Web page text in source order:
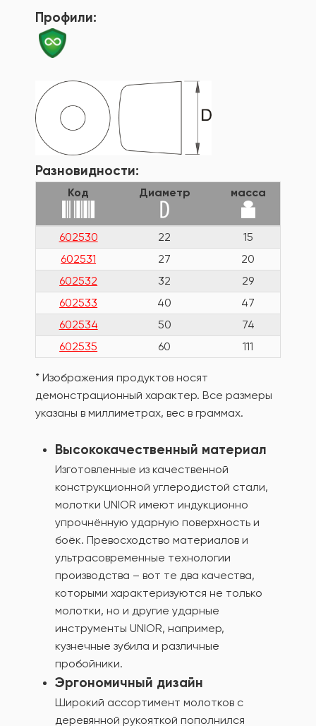
Профили:
Разновидности:
Код Диаметр масса
602530 22
15
602531
27
20
602532
32
29
602533
40
47
602534
50
74
602535
60 111
* Изображения продуктов носят
демонстрационный характер. Все размеры
указаны в миллиметрах, вес в граммах.
Высококачественный материал
Изготовленные из качественной
конструкционной углеродистой стали,
молотки UNIOR имеют индукционно
упрочнённую ударную поверхность и
боёк. Превосходство материалов и
ультрасовременные технологии
производства – вот те два качества,
которыми характеризуются не только
молотки, но и другие ударные
инструменты UNIOR, например,
кузнечные зубила и различные
пробойники.
Эргономичный дизайн
Широкий ассортимент молотков с
деревянной рукояткой пополнился